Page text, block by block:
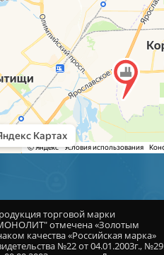
торговой марки
отмечена «Золотым
качества «Российская марка»
№22 от 04.01.2003г., №29